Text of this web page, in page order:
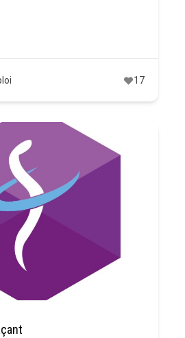
17